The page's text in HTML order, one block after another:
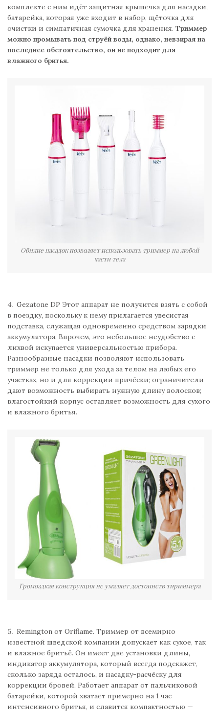
комплекте с ним идёт защитная крышечка для насадки,
батарейка, которая уже входит в набор, щёточка для
очистки и симпатичная сумочка для хранения. Триммер
можно промывать под струёй воды, однако, невзирая на
последнее обстоятельство, он не подходит для
влажного бритья.
Обилие насадок позволяет использовать триммер на любой
части тела
Gezatone DP Этот аппарат не получится взять с собой
в поездку, поскольку к нему прилагается увесистая
подставка, служащая одновременно средством зарядки
аккумулятора. Впрочем, это небольшое неудобство с
лихвой искупается универсальностью прибора.
Разнообразные насадки позволяют использовать
триммер не только для ухода за телом на любых его
участках, но и для коррекции причёски; ограничители
дают возможность выбирать нужную длину волосков;
влагостойкий корпус оставляет возможность для сухого
и влажного бритья.
Громоздкая конструкция не умаляет достоинств тириммера
Remington от Oriflame. Триммер от всемирно
известной шведской компании допускает как сухое, так
и влажное бритьё. Он имеет две установки длины,
индикатор аккумулятора, который всегда подскажет,
сколько заряда осталось, и насадку-расчёску для
коррекции бровей. Работает аппарат от пальчиковой
батарейки, которой хватает примерно на 1 час
интенсивного бритья, и славится компактностью —